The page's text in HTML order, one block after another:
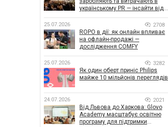
українському PR — інсайти від
25.07.2026 2708
ROPO в дії: як онлайн впливає
на офлайн-продажі —
дослідження COMFY
25.07.2026 3282
Як один оберт приніс Philips
майже 10 мільйонів переглядів
24.07.2026 2021
Від Львова до Харкова: Glovo
Academy масштабує освітню
програму для підтримки